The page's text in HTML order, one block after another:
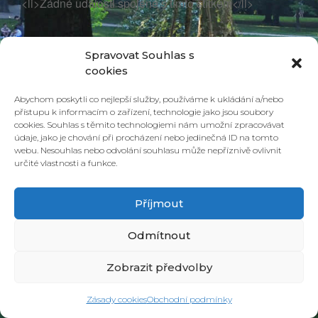
Spravovat Souhlas s
cookies
Abychom poskytli co nejlepší služby, používáme k ukládání a/nebo
přístupu k informacím o zařízení, technologie jako jsou soubory
cookies. Souhlas s těmito technologiemi nám umožní zpracovávat
údaje, jako je chování při procházení nebo jedinečná ID na tomto
webu. Nesouhlas nebo odvolání souhlasu může nepříznivě ovlivnit
určité vlastnosti a funkce.
Příjmout
Odmítnout
Zobrazit předvolby
Zásady cookiesObchodní podmínky
© 2026 PONAVA CAFÉ & RESTAURANT |